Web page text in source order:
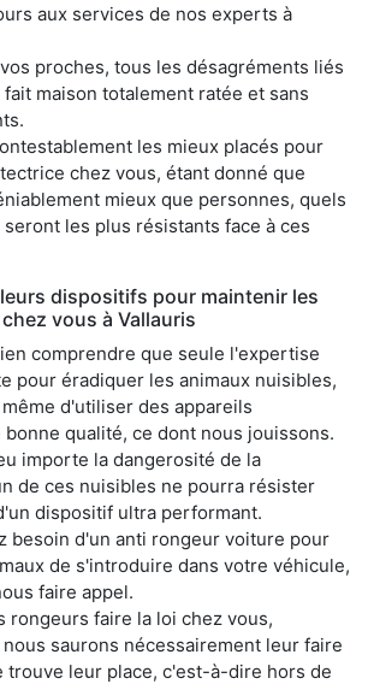
aux services de nos experts à
proches, tous les désagréments liés
maison totalement ratée et sans
les mieux placés pour
chez vous, étant donné que
mieux que personnes, quels
les plus résistants face à ces
dispositifs pour maintenir les
vous à Vallauris
comprendre que seule l'expertise
pour éradiquer les animaux nuisibles,
d'utiliser des appareils
qualité, ce dont nous jouissons.
importe la dangerosité de la
de ces nuisibles ne pourra résister
dispositif ultra performant.
besoin d'un anti rongeur voiture pour
de s'introduire dans votre véhicule,
faire appel.
rongeurs faire la loi chez vous,
saurons nécessairement leur faire
trouve leur place, c'est-à-dire hors de